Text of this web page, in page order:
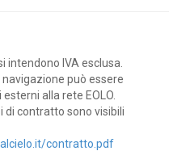
intendono IVA esclusa.
navigazione può essere
alla rete EOLO.
di contratto sono visibili
contratto.pdf